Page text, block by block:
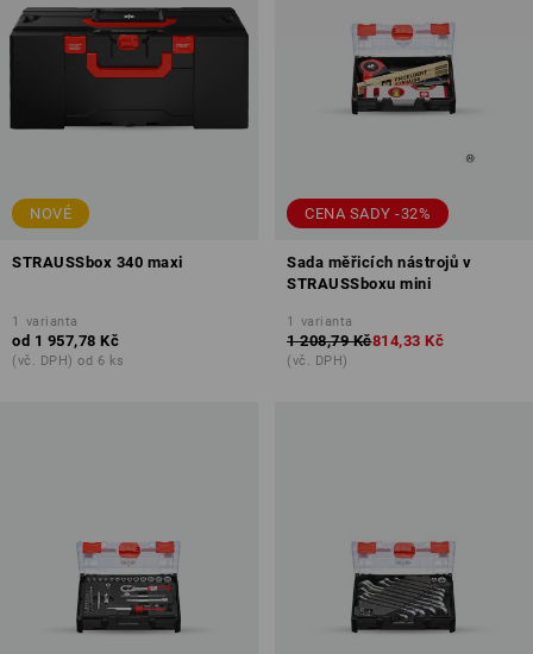
NOVÉ
STRAUSSbox 340 maxi
1 varianta
od 1 957,78 Kč
(vč. DPH) od 6 ks
CENA SADY -32%
Sada měřicích nástrojů v
STRAUSSboxu mini
1 varianta
1 208,79 Kč814,33 Kč
(vč. DPH)